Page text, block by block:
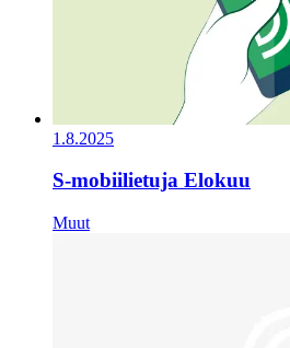
1.8.2025
S-mobiilietuja Elokuu
Muut